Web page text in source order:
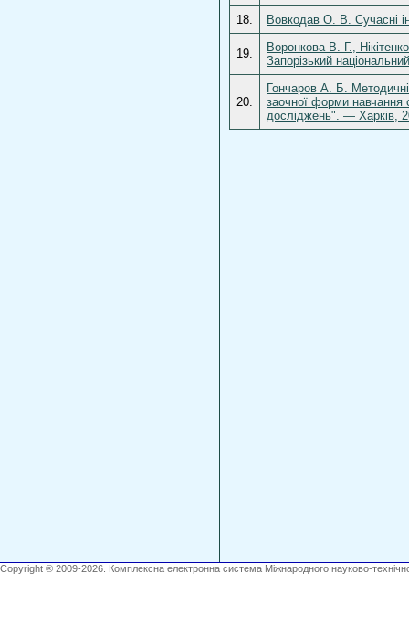
18.
Вовкодав О. В. Сучасні
19.
Воронкова В. Г.,
Запорізький
20.
Гончаров А. Б. Методичні
заочної форми навчання
досліджень". — Харків,
Copyright ® 2009-2026. Комплексна електронна система Міжнародного науково-